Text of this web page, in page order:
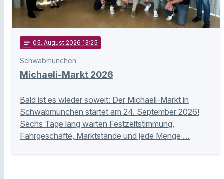
notes 05. August 2026 13:25
Schwabmünchen
Michaeli-Markt 2026
Bald ist es wieder soweit: Der Michaeli-Markt in
Schwabmünchen startet am 24. September 2026!
Sechs Tage lang warten Festzeltstimmung,
Fahrgeschäfte, Marktstände und jede Menge …